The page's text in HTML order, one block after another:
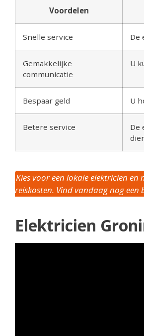
Voordelen
Snelle service De
Gemakkelijke
communicatie
U
Bespaar geld U
Betere service
De
Kies voor een lokale elektricien
reiskosten. Vind vandaag nog
Elektricien